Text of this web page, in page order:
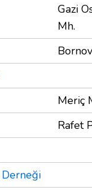
Gazi
Mh.
Meriç
Rafet